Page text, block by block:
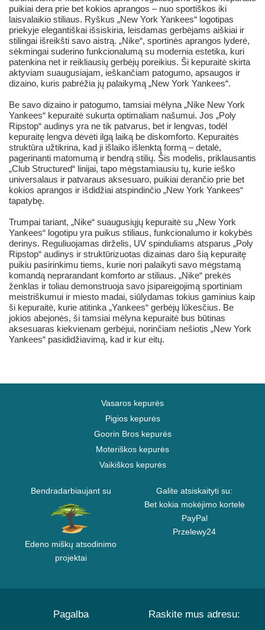
puikiai dera prie bet kokios aprangos – nuo sportiškos iki
laisvalaikio stiliaus. Ryškus „New York Yankees“ logotipas
priekyje elegantiškai išsiskiria, leisdamas gerbėjams aiškiai ir
stilingai išreikšti savo aistrą. „Nike“, sportinės aprangos lyderė,
sėkmingai suderino funkcionalumą su modernia estetika, kuri
patenkina net ir reikliausių gerbėjų poreikius. Ši kepuraitė skirta
aktyviam suaugusiajam, ieškančiam patogumo, apsaugos ir
dizaino, kuris pabrėžia jų palaikymą „New York Yankees“.
Be savo dizaino ir patogumo, tamsiai mėlyna „Nike New York
Yankees“ kepuraitė sukurta optimaliam našumui. Jos „Poly
Ripstop“ audinys yra ne tik patvarus, bet ir lengvas, todėl
kepuraitę lengva dėvėti ilgą laiką be diskomforto. Kepuraitės
struktūra užtikrina, kad ji išlaiko išlenktą formą – detalė,
pagerinanti matomumą ir bendrą stilių. Šis modelis, priklausantis
„Club Structured“ linijai, tapo mėgstamiausiu tų, kurie ieško
universalaus ir patvaraus aksesuaro, puikiai derančio prie bet
kokios aprangos ir išdidžiai atspindinčio „New York Yankees“
tapatybę.
Trumpai tariant, „Nike“ suaugusiųjų kepuraitė su „New York
Yankees“ logotipu yra puikus stiliaus, funkcionalumo ir kokybės
derinys. Reguliuojamas dirželis, UV spinduliams atsparus „Poly
Ripstop“ audinys ir struktūrizuotas dizainas daro šią kepuraitę
puikiu pasirinkimu tiems, kurie nori palaikyti savo mėgstamą
komandą neprarandant komforto ar stiliaus. „Nike“ prekės
ženklas ir toliau demonstruoja savo įsipareigojimą sportiniam
meistriškumui ir miesto madai, siūlydamas tokius gaminius kaip
ši kepuraitė, kurie atitinka „Yankees“ gerbėjų lūkesčius. Be
jokios abejonės, ši tamsiai mėlyna kepuraitė bus būtinas
aksesuaras kiekvienam gerbėjui, norinčiam nešiotis „New York
Yankees“ pasididžiavimą, kad ir kur eitų.
Vasaros kepurės
Pigios kepurės
Goorin Bros kepurės
Moteriškos kepurės
Vaikiškos kepurės
Bendradarbiaujant su
Edeno miškų atsodinimo
projektai
Galite atsiskaityti su:
Bet kokia mokėjimo kortelė
PayPal
Przelewy24
Pagalba Raskite mus adresu: